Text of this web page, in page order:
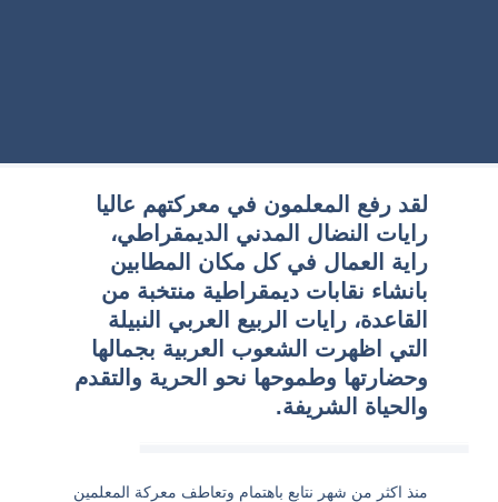
لقد رفع المعلمون في معركتهم عاليا
رايات النضال المدني الديمقراطي،
راية العمال في كل مكان المطابين
بانشاء نقابات ديمقراطية منتخبة من
القاعدة، رايات الربيع العربي النبيلة
التي اظهرت الشعوب العربية بجمالها
وحضارتها وطموحها نحو الحرية والتقدم
والحياة الشريفة.
منذ اكثر من شهر نتابع باهتمام وتعاطف معركة المعلمين